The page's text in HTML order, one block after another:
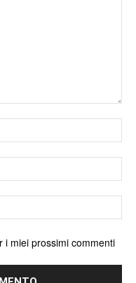
i miei prossimi commenti